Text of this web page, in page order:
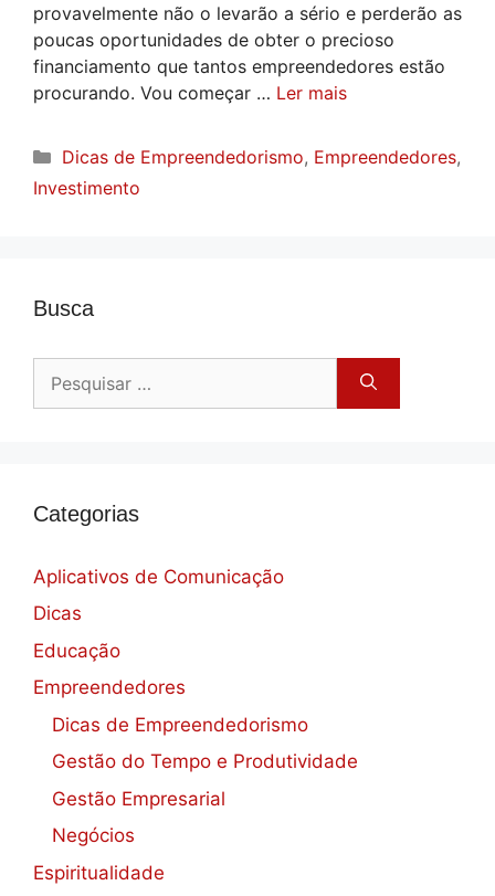
provavelmente não o levarão a sério e perderão as
poucas oportunidades de obter o precioso
financiamento que tantos empreendedores estão
procurando. Vou começar … Ler mais
Categorias
Dicas de Empreendedorismo, Empreendedores,
Investimento
Busca
por:
Categorias
Aplicativos de Comunicação
Dicas
Educação
Empreendedores
Dicas de Empreendedorismo
Gestão do Tempo e Produtividade
Gestão Empresarial
Negócios
Espiritualidade